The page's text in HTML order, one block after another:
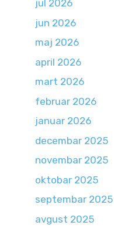
jul 2026
jun 2026
maj 2026
april 2026
mart 2026
februar 2026
januar 2026
decembar 2025
novembar 2025
oktobar 2025
septembar 2025
avgust 2025